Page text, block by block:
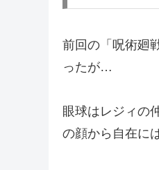
前回の「呪術廻
ったが…
眼球はレジィの
の顔から自在に